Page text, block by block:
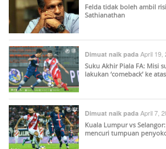
Felda tidak boleh ambil
Sathianathan
Dimuat naik pada April 19,
Suku Akhir Piala FA: Misi
lakukan ‘comeback’ ke
Dimuat naik pada April 7,
Kuala Lumpur vs
mencuri tumpuan